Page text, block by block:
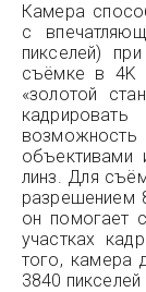
Камера
с
пикселей)
съёмке в 4K
«золотой
объективами
линз. Для
разрешением
он помогает
участках
того, камера
3840